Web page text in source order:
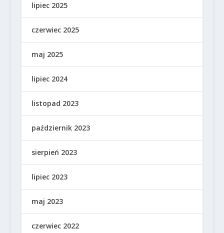
lipiec 2025
czerwiec 2025
maj 2025
lipiec 2024
listopad 2023
październik 2023
sierpień 2023
lipiec 2023
maj 2023
czerwiec 2022